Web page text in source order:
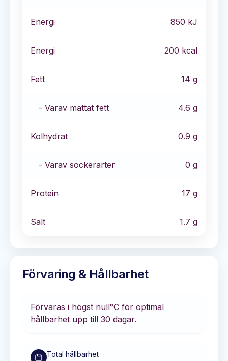
Energi 850 kJ
Energi 200 kcal
Fett 14 g
- Varav mättat fett 4.6 g
Kolhydrat 0.9 g
- Varav sockerarter 0 g
Protein 17 g
Salt 1.7 g
Förvaring & Hållbarhet
Förvaras i högst null°C för optimal
hållbarhet upp till 30 dagar.
Total hållbarhet